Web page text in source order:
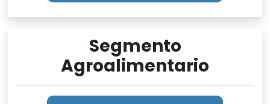
Segmento
Agroalimentario